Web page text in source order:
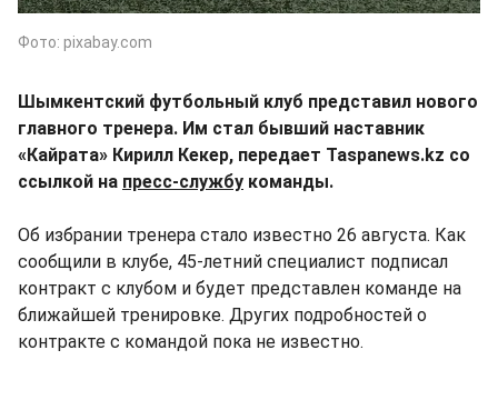
Фото: pixabay.com
Шымкентский футбольный клуб представил нового
главного тренера. Им стал бывший наставник
«Кайрата» Кирилл Кекер, передает Taspanews.kz со
ссылкой на пресс-службу команды.
Об избрании тренера стало известно 26 августа. Как
сообщили в клубе, 45-летний специалист подписал
контракт с клубом и будет представлен команде на
ближайшей тренировке. Других подробностей о
контракте с командой пока не известно.